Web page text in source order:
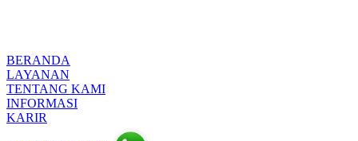
BERANDA
LAYANAN
TENTANG KAMI
INFORMASI
KARIR